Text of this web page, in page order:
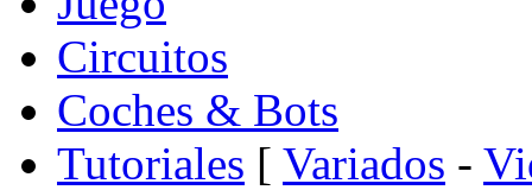
Circuitos
Coches & Bots
Tutoriales [ Variados -